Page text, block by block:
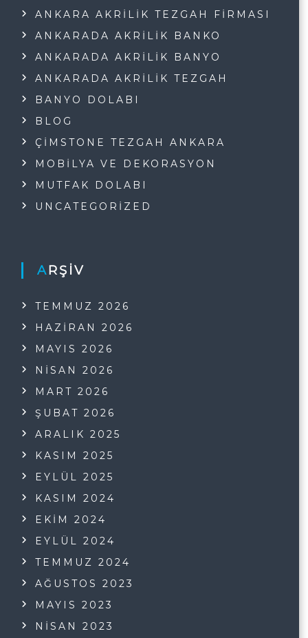
ANKARA AKRILIK TEZGAH FIRMASI
ANKARADA AKRILIK BANKO
ANKARADA AKRILIK BANYO
ANKARADA AKRILIK TEZGAH
BANYO DOLABI
BLOG
ÇIMSTONE TEZGAH ANKARA
MOBILYA VE DEKORASYON
MUTFAK DOLABI
UNCATEGORIZED
ARŞIV
TEMMUZ 2026
HAZIRAN 2026
MAYIS 2026
NISAN 2026
MART 2026
ŞUBAT 2026
ARALIK 2025
KASIM 2025
EYLÜL 2025
KASIM 2024
EKIM 2024
EYLÜL 2024
TEMMUZ 2024
AĞUSTOS 2023
MAYIS 2023
NISAN 2023